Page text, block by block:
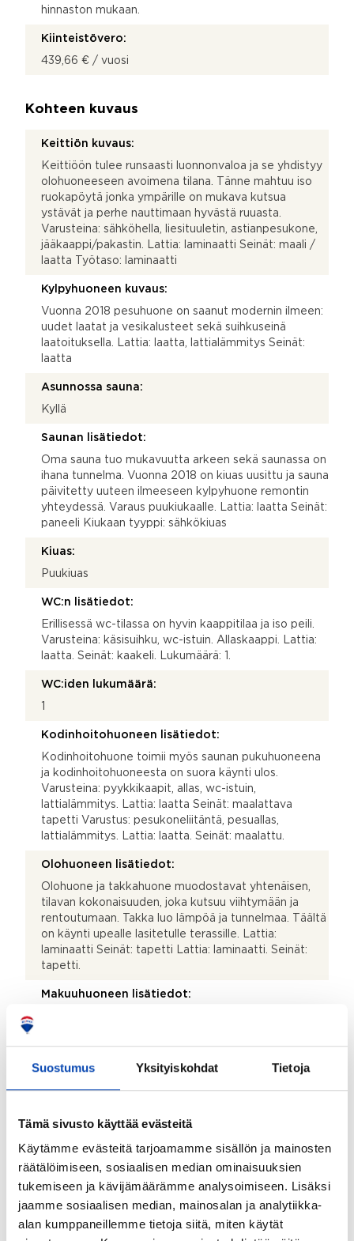
Suostumus Yksityiskohdat Tietoja
Tämä sivusto käyttää evästeitä
Käytämme evästeitä tarjoamamme sisällön ja mainosten
räätälöimiseen, sosiaalisen median ominaisuuksien
tukemiseen ja kävijämäärämme analysoimiseen. Lisäksi
jaamme sosiaalisen median, mainosalan ja analytiikka-
alan kumppaneillemme tietoja siitä, miten käytät
hinnaston mukaan.
Kiinteistövero:
439,66 € / vuosi
Kohteen kuvaus
Keittiön kuvaus:
Keittiöön tulee runsaasti luonnonvaloa ja se yhdistyy
olohuoneeseen avoimena tilana. Tänne mahtuu iso
ruokapöytä jonka ympärille on mukava kutsua
ystävät ja perhe nauttimaan hyvästä ruuasta.
Varusteina: sähköhella, liesituuletin, astianpesukone,
jääkaappi/pakastin. Lattia: laminaatti Seinät: maali /
laatta Työtaso: laminaatti
Kylpyhuoneen kuvaus:
Vuonna 2018 pesuhuone on saanut modernin ilmeen:
uudet laatat ja vesikalusteet sekä suihkuseinä
laatoituksella. Lattia: laatta, lattialämmitys Seinät:
laatta
Asunnossa sauna:
Kyllä
Saunan lisätiedot:
Oma sauna tuo mukavuutta arkeen sekä saunassa on
ihana tunnelma. Vuonna 2018 on kiuas uusittu ja sauna
päivitetty uuteen ilmeeseen kylpyhuone remontin
yhteydessä. Varaus puukiukaalle. Lattia: laatta Seinät:
paneeli Kiukaan tyyppi: sähkökiuas
Kiuas:
Puukiuas
WC:n lisätiedot:
Erillisessä wc-tilassa on hyvin kaappitilaa ja iso peili.
Varusteina: käsisuihku, wc-istuin. Allaskaappi. Lattia:
laatta. Seinät: kaakeli. Lukumäärä: 1.
WC:iden lukumäärä:
Kodinhoitohuoneen lisätiedot:
Kodinhoitohuone toimii myös saunan pukuhuoneena
ja kodinhoitohuoneesta on suora käynti ulos.
Varusteina: pyykkikaapit, allas, wc-istuin,
lattialämmitys. Lattia: laatta Seinät: maalattava
tapetti Varustus: pesukoneliitäntä, pesuallas,
lattialämmitys. Lattia: laatta. Seinät: maalattu.
Olohuoneen lisätiedot:
Olohuone ja takkahuone muodostavat yhtenäisen,
tilavan kokonaisuuden, joka kutsuu viihtymään ja
rentoutumaan. Takka luo lämpöä ja tunnelmaa. Täältä
on käynti upealle lasitetulle terassille. Lattia:
laminaatti Seinät: tapetti Lattia: laminaatti. Seinät:
tapetti.
Makuuhuoneen lisätiedot:
Lattia: laminaatti. Seinät: tapetti.
Makuuhuoneiden lukumäärä:
Muut tilat:
Työhuone jota moni kaipaa! Omassa rauhassa talon
päädyssä, työhuoneeksi suunniteltu tila, josta oma
uloskäynti, voit vaikka vastaanottaa asiakkaita
Lattia: laminaatti Seinät: tapetti